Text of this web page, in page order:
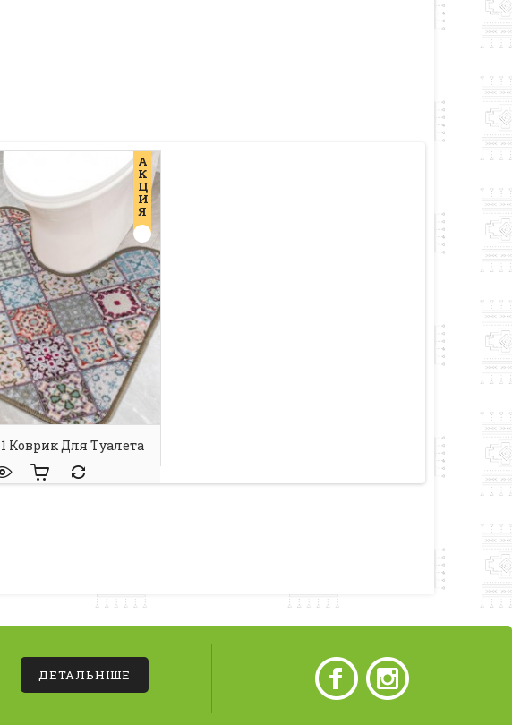
А
К
Ц
И
Я
Коврик Для Туалета
ДЕТАЛЬНІШЕ